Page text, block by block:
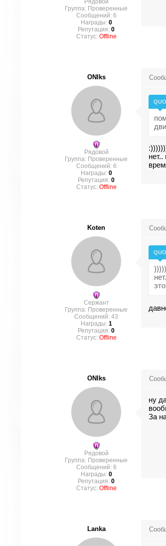
Рядовой
Группа: Проверенные
Сообщений: 6
Награды: 0
Репутация: 0
Статус: Offline
ONIks
Рядовой
Группа: Проверенные
Сообщений: 6
Награды: 0
Репутация: 0
Статус: Offline
Koten
Сержант
Группа: Проверенные
Сообщений: 43
Награды: 1
Репутация: 0
Статус: Offline
ONIks
Рядовой
Группа: Проверенные
Сообщений: 6
Награды: 0
Репутация: 0
Статус: Offline
ну
За
Lanka